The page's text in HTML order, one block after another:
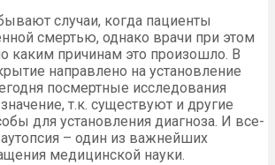
случаи, когда пациенты
смертью, однако врачи при этом
каким причинам это произошло. В
направлено на установление
посмертные исследования
т.к. существуют и другие
для установления диагноза. И все-
– один из важнейших
медицинской науки.